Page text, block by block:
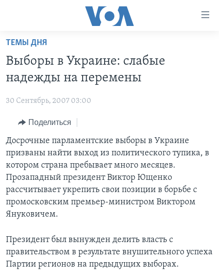
Перейти
основной
контент
навигации
Перейти
поиск
ГЛАВНОЕ
ПРОГРАММЫ
НОВОСТИ ЗА МИНУТУ
ИТОГИ
ПОЧЕМУ ЭТО ВАЖНО?
ДЕТАЛИ
НЬЮ-ЙОРК NEW YORK
АМЕРИКА. БОЛЬШОЕ ПУТЕШЕСТВИЕ
УЧИМ АНГЛИЙСКИЙ
НАША АМЕРИКАНСКАЯ ИСТОРИЯ
А КАК В АМЕРИКЕ?
АМЕРИКАНСКИЕ ГОРОДКИ
ТЕСТЫ
ЭКСПЕРТИЗА
ИНТЕРВЬЮ
ФАКТЫ ПРОТИВ ФЕЙКОВ
ЗА СВОБОДУ ПРЕССЫ
УЧИМ АНГЛИЙСКИЙ
ВИДЕО
ПОДПИСКА НА НОВОСТИ
Learning English
СОЦИАЛЬНЫЕ СЕТИ
ТЕМЫ ДНЯ
Выборы в Украине: слабые
надежды на перемены
30 Сентябрь, 2007 03:00
Поделиться
Досрочные парламентские выборы в Украине
призваны найти выход из политического тупика, в
котором страна пребывает много месяцев.
Прозападный президент Виктор Ющенко
рассчитывает укрепить свои позиции в борьбе с
промосковским премьер-министром Виктором
Януковичем.
Президент был вынужден делить власть с
правительством в результате внушительного успеха
Партии регионов на предыдущих выборах.